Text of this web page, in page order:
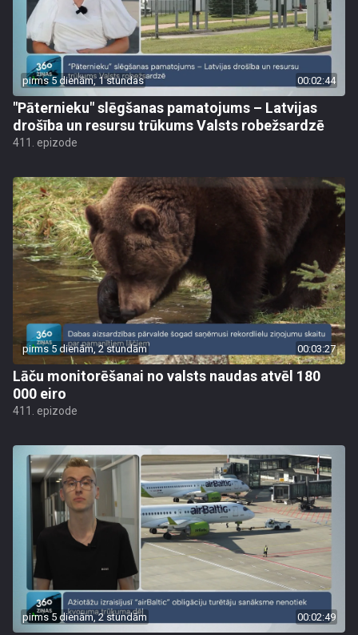
pirms 5 dienām, 1 stundas 00:02:44
"Pāternieku" slēgšanas pamatojums – Latvijas
drošība un resursu trūkums Valsts robežsardzē
411. epizode
pirms 5 dienām, 2 stundām 00:03:27
Lāču monitorēšanai no valsts naudas atvēl 180
000 eiro
411. epizode
pirms 5 dienām, 2 stundām 00:02:49